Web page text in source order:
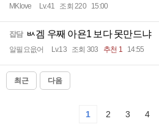
MKlove Lv.41 조회 220 15:00
잡담 ㅄ겜 우째 아욘1 보다 못만드냐
알필요읎어 Lv.13 조회 303 추천 1 14:55
최근 다음
1 2 3 4